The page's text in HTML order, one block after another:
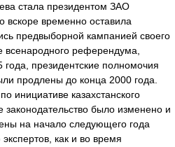
стала президентом ЗАО
вскоре временно оставила
предвыборной кампанией своего
всенародного референдума,
президентские полномочия
продлены до конца 2000 года.
инициативе казахстанского
законодательство было изменено и
на начало следующего года
как и во время